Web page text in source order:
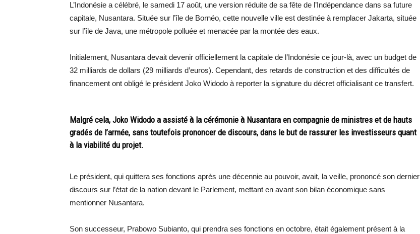
L’Indonésie a célébré, le samedi 17 août, une version réduite de sa fête de l’Indépendance dans sa future
capitale, Nusantara. Située sur l’île de Bornéo, cette nouvelle ville est destinée à remplacer Jakarta, située
sur l’île de Java, une métropole polluée et menacée par la montée des eaux.
Initialement, Nusantara devait devenir officiellement la capitale de l’Indonésie ce jour-là, avec un budget de
32 milliards de dollars (29 milliards d’euros). Cependant, des retards de construction et des difficultés de
financement ont obligé le président Joko Widodo à reporter la signature du décret officialisant ce transfert.
Malgré cela, Joko Widodo a assisté à la cérémonie à Nusantara en compagnie de ministres et de hauts
gradés de l’armée, sans toutefois prononcer de discours, dans le but de rassurer les investisseurs quant
à la viabilité du projet.
Le président, qui quittera ses fonctions après une décennie au pouvoir, avait, la veille, prononcé son dernier
discours sur l’état de la nation devant le Parlement, mettant en avant son bilan économique sans
mentionner Nusantara.
Son successeur, Prabowo Subianto, qui prendra ses fonctions en octobre, était également présent à la